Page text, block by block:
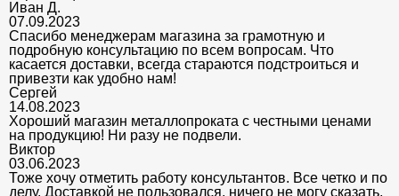
Иван Д.
07.09.2023
Спасибо менеджерам магазина за грамотную и
подробную консультацию по всем вопросам. Что
касается доставки, всегда стараются подстроиться и
привезти как удобно нам!
Сергей
14.08.2023
Хороший магазин металлопроката с честными ценами
на продукцию! Ни разу не подвели.
Виктор
03.06.2023
Тоже хочу отметить работу консультантов. Все четко и по
делу. Доставкой не пользовался, ничего не могу сказать,